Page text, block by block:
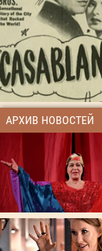
АРХИВ НОВОСТЕЙ